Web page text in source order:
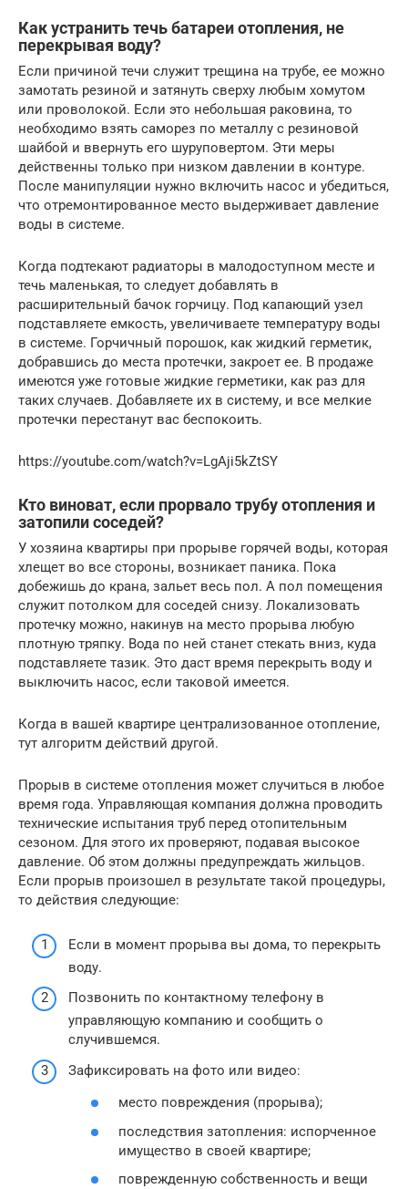
Как устранить течь батареи отопления, не
перекрывая воду?
Если причиной течи служит трещина на трубе, ее можно
замотать резиной и затянуть сверху любым хомутом
или проволокой. Если это небольшая раковина, то
необходимо взять саморез по металлу с резиновой
шайбой и ввернуть его шуруповертом. Эти меры
действенны только при низком давлении в контуре.
После манипуляции нужно включить насос и убедиться,
что отремонтированное место выдерживает давление
воды в системе.
Когда подтекают радиаторы в малодоступном месте и
течь маленькая, то следует добавлять в
расширительный бачок горчицу. Под капающий узел
подставляете емкость, увеличиваете температуру воды
в системе. Горчичный порошок, как жидкий герметик,
добравшись до места протечки, закроет ее. В продаже
имеются уже готовые жидкие герметики, как раз для
таких случаев. Добавляете их в систему, и все мелкие
протечки перестанут вас беспокоить.
https://youtube.com/watch?v=LgAji5kZtSY
Кто виноват, если прорвало трубу отопления и
затопили соседей?
У хозяина квартиры при прорыве горячей воды, которая
хлещет во все стороны, возникает паника. Пока
добежишь до крана, зальет весь пол. А пол помещения
служит потолком для соседей снизу. Локализовать
протечку можно, накинув на место прорыва любую
плотную тряпку. Вода по ней станет стекать вниз, куда
подставляете тазик. Это даст время перекрыть воду и
выключить насос, если таковой имеется.
Когда в вашей квартире централизованное отопление,
тут алгоритм действий другой.
Прорыв в системе отопления может случиться в любое
время года. Управляющая компания должна проводить
технические испытания труб перед отопительным
сезоном. Для этого их проверяют, подавая высокое
давление. Об этом должны предупреждать жильцов.
Если прорыв произошел в результате такой процедуры,
то действия следующие:
Если в момент прорыва вы дома, то перекрыть
воду.
Позвонить по контактному телефону в
управляющую компанию и сообщить о
случившемся.
Зафиксировать на фото или видео:
место повреждения (прорыва);
последствия затопления: испорченное
имущество в своей квартире;
поврежденную собственность и вещи